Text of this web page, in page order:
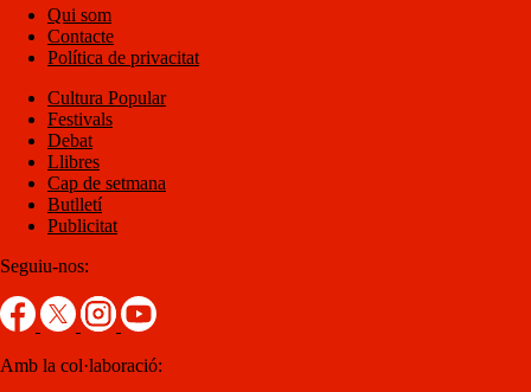
Qui som
Contacte
Política de privacitat
Cultura Popular
Festivals
Debat
Llibres
Cap de setmana
Butlletí
Publicitat
Seguiu-nos:
Amb la col·laboració: